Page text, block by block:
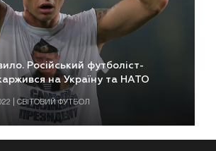
Російський футболіст-
на Україну та НАТО
| СВІТОВИЙ ФУТБОЛ